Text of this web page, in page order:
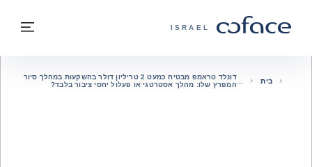
COFACE - אתר הקבוצה
ISRAEL
בחזרה לעמוד הבית
בית
דונלד טראמפ מבטיח כמעט 2 טריליון דולר בהשקעות במהלך סיור
המפרץ שלו: מהלך אסטרטגי או פעלול יחסי ציבור בלבד?